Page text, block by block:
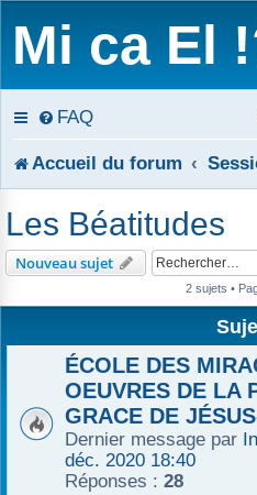
Mi ca El
FAQ
Accueil du forum
Les Béatitudes
Nouveau sujet
2 sujets •
ÉCOLE DES
OEUVRES DE LA
GRACE DE
Dernier message par
déc. 2020 18:40
Réponses : 28